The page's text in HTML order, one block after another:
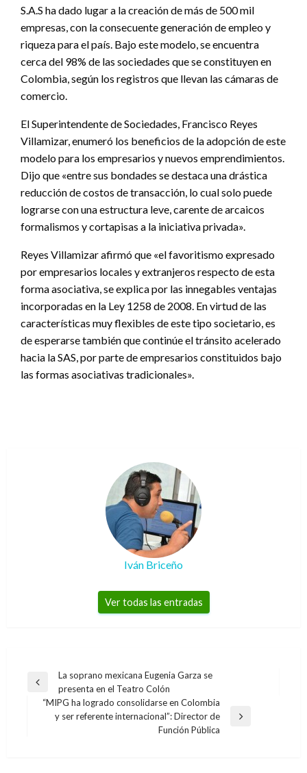
S.A.S ha dado lugar a la creación de más de 500 mil
empresas, con la consecuente generación de empleo y
riqueza para el país. Bajo este modelo, se encuentra
cerca del 98% de las sociedades que se constituyen en
Colombia, según los registros que llevan las cámaras de
comercio.
El Superintendente de Sociedades, Francisco Reyes
Villamizar, enumeró los beneficios de la adopción de este
modelo para los empresarios y nuevos emprendimientos.
Dijo que «entre sus bondades se destaca una drástica
reducción de costos de transacción, lo cual solo puede
lograrse con una estructura leve, carente de arcaicos
formalismos y cortapisas a la iniciativa privada».
Reyes Villamizar afirmó que «el favoritismo expresado
por empresarios locales y extranjeros respecto de esta
forma asociativa, se explica por las innegables ventajas
incorporadas en la Ley 1258 de 2008. En virtud de las
características muy flexibles de este tipo societario, es
de esperarse también que continúe el tránsito acelerado
hacia la SAS, por parte de empresarios constituidos bajo
las formas asociativas tradicionales».
Iván Briceño
Ver todas las entradas
Navegación
entradas
Entrada
anterior
La soprano mexicana Eugenia Garza se
presenta en el Teatro Colón
Entrada
“MIPG ha logrado consolidarse en Colombia
y ser referente internacional”: Director de
Función Pública